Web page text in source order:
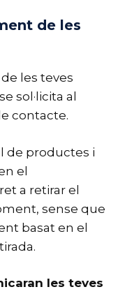
de les
les teves
sol·licita al
contacte.
de productes i
el
a retirar el
sense que
basat en el
les teves